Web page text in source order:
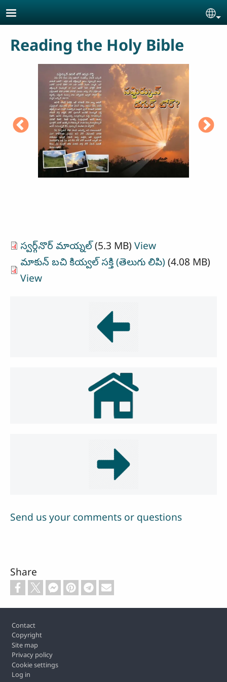
Skip to main content
Reading the Holy Bible
స్వర్గ్‌నొర్ మాయ్నల్(5.3 MB) View
మాకున్ బచి కియ్వల్ సక్తి (తెలుగు లిపి) (4.08 MB)
View
Send us your comments or questions
Share
Contact
Copyright
Site map
Privacy policy
Cookie settings
Log in